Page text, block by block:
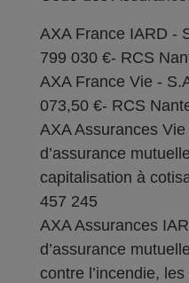
AXA France IARD -
799 030 €- RCS
AXA France Vie -
073,50 €- RCS
AXA Assurances
d’assurance
capitalisation à
457 245
AXA Assurances
d’assurance
contre l’incendie,